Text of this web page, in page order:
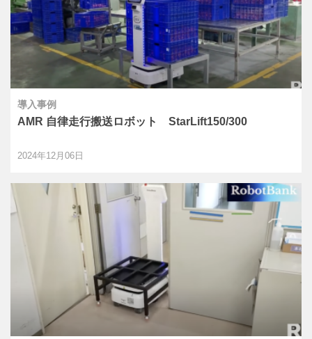
導入事例
AMR 自律走行搬送ロボット StarLift150/300
2024年12月06日